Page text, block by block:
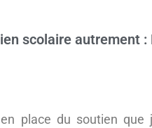
scolaire autrement :
place du soutien que